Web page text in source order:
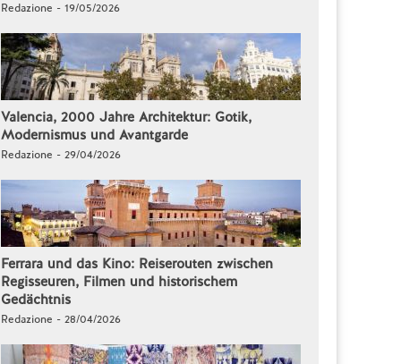
Redazione - 19/05/2026
Valencia, 2000 Jahre Architektur: Gotik,
Modernismus und Avantgarde
Redazione - 29/04/2026
Ferrara und das Kino: Reiserouten zwischen
Regisseuren, Filmen und historischem
Gedächtnis
Redazione - 28/04/2026